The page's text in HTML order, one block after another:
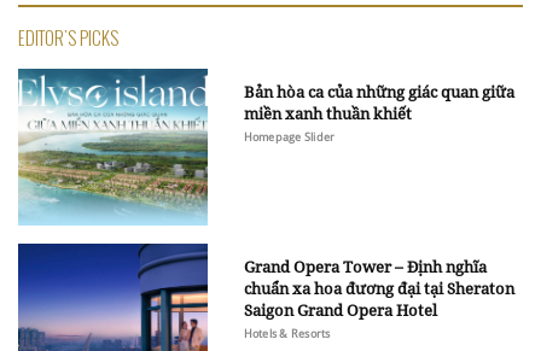
EDITOR'S PICKS
Bản hòa ca của những giác quan giữa
miền xanh thuần khiết
Homepage Slider
Grand Opera Tower – Định nghĩa
chuẩn xa hoa đương đại tại Sheraton
Saigon Grand Opera Hotel
Hotels & Resorts